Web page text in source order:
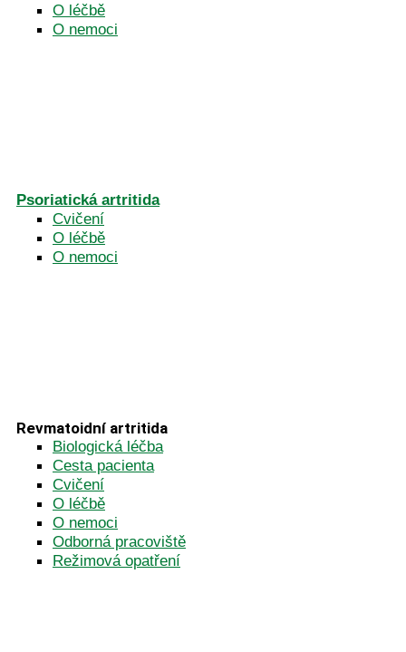
O léčbě
O nemoci
Psoriatická artritida
Cvičení
O léčbě
O nemoci
Revmatoidní artritida
Biologická léčba
Cesta pacienta
Cvičení
O léčbě
O nemoci
Odborná pracoviště
Režimová opatření